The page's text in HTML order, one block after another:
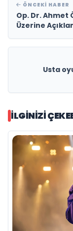
ÖNCEKI HABER
Op. Dr. Ahmet
Üzerine
Usta
İLGINIZI